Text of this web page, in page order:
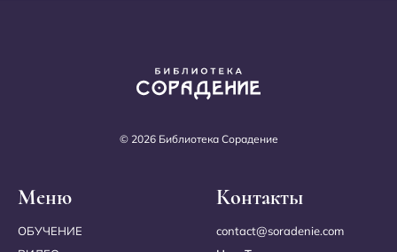
Пирамиды в движении. Конец Британской пирамиды. Семинар
Державность
© 2026 Библиотека Сорадение
Меню
ОБУЧЕНИЕ
Контакты
contact@soradenie.com